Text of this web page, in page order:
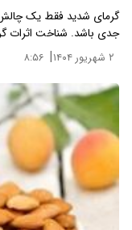
گرمای شدید فقط یک چالش
جدی باشد. شناخت اثرات
۲ شهریور ۱۴۰۴ | ۸:۵۶